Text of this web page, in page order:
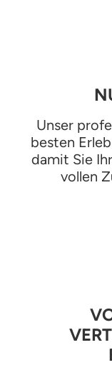
Unser
besten
damit Sie
vollen